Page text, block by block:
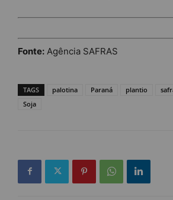
Fonte: Agência SAFRAS
TAGS palotina Paraná plantio
Soja